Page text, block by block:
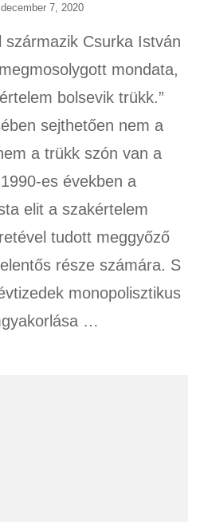
december 7, 2020
származik Csurka István
mondata,
bolsevik trükk.”
sejthetően nem a
a trükk szón van a
es években a
elit a szakértelem
tudott meggyőző
része számára. S
monopolisztikus
…